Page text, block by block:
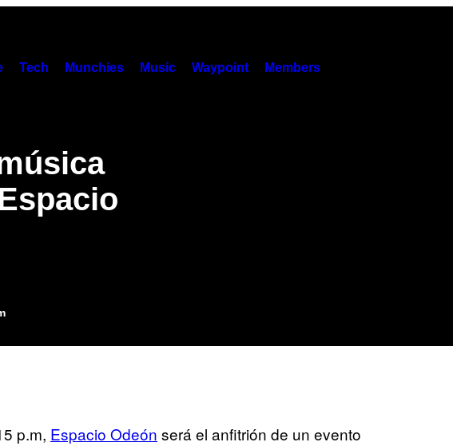
Tech Munchies Music Waypoint Members
p.m, Espacio Odeón será el anfitrión de un evento